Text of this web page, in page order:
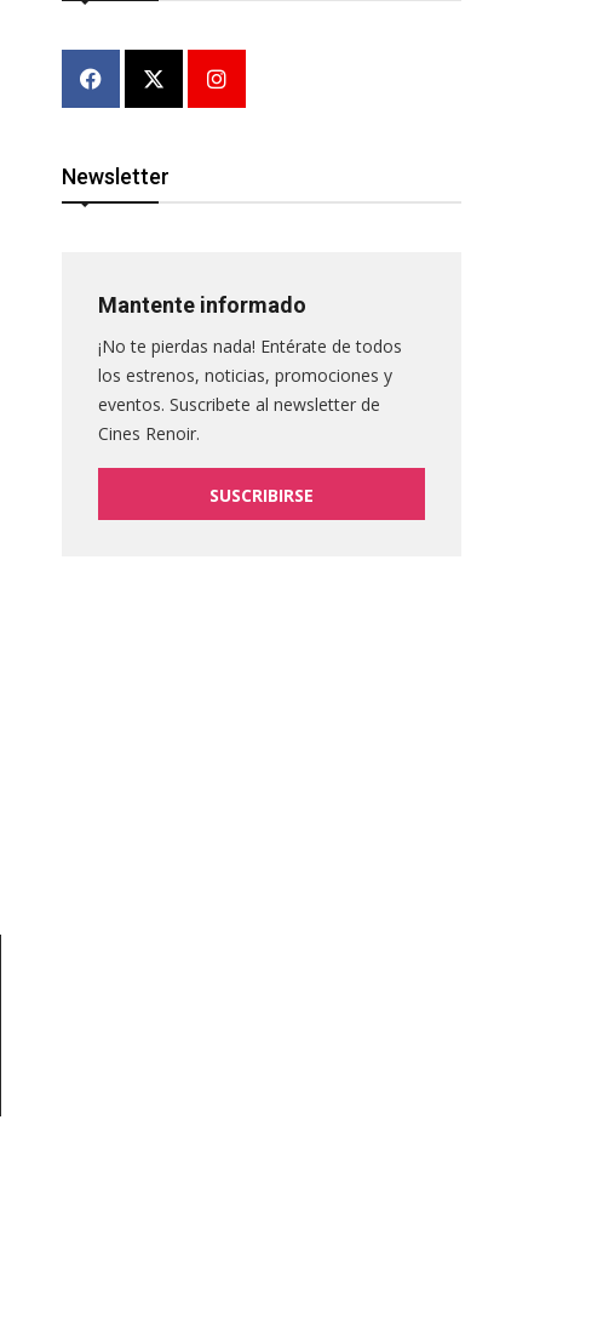
Newsletter
Mantente informado
¡No te pierdas nada! Entérate de todos
los estrenos, noticias, promociones y
eventos. Suscribete al newsletter de
Cines Renoir.
SUSCRIBIRSE